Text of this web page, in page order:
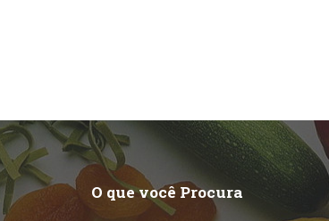
O que você Procura